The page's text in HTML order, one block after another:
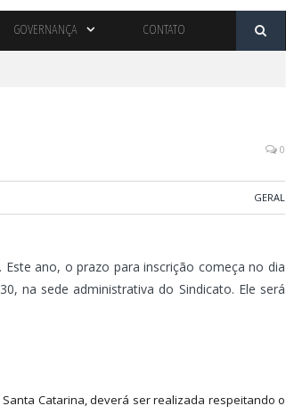
GOVERNANÇA CONTATO
0
GERAL
ano, o prazo para inscrição começa no dia
na sede administrativa do Sindicato. Ele será
Catarina, deverá ser realizada respeitando o